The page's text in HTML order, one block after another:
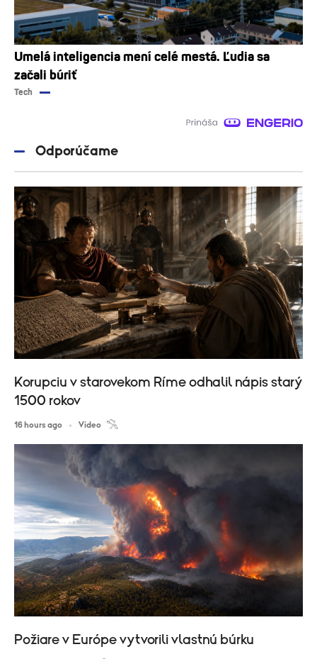
Umelá inteligencia mení celé mestá. Ľudia sa
začali búriť
Tech
Odporúčame
Korupciu v starovekom Ríme odhalil nápis starý
1500 rokov
16 hours ago Video
Požiare v Európe vytvorili vlastnú búrku